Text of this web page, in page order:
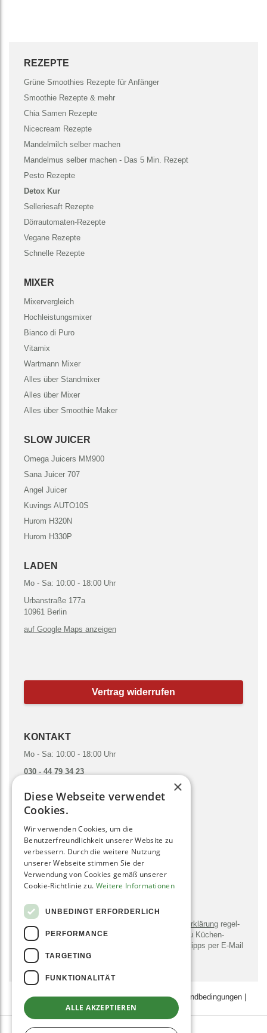
REZEPTE
Grüne Smoothies Rezepte für Anfänger
Smoothie Rezepte & mehr
Chia Samen Rezepte
Nicecream Rezepte
Mandelmilch selber machen
Mandelmus selber machen - Das 5 Min. Rezept
Pesto Rezepte
Detox Kur
Selleriesaft Rezepte
Dörrautomaten-Rezepte
Vegane Rezepte
Schnelle Rezepte
MIXER
Mixervergleich
Hochleistungsmixer
Bianco di Puro
Vitamix
Wartmann Mixer
Alles über Standmixer
Alles über Mixer
Alles über Smoothie Maker
SLOW JUICER
Omega Juicers MM900
Sana Juicer 707
Angel Juicer
Kuvings AUTO10S
Hurom H320N
Hurom H330P
LADEN
Mo - Sa: 10:00 - 18:00 Uhr
Urbanstraße 177a
10961 Berlin
auf Google Maps anzeigen
Vertrag widerrufen
KONTAKT
Mo - Sa: 10:00 - 18:00 Uhr
030 - 44 79 34 23
zum Kontaktformular
SOCIAL MEDIA
NEWSLETTER
Bitte sendet mir entsprechend der Daten­schutz­erklärung regel­
mäßig und jederzeit wider­ruflich Infor­mationen zu Küchen­
geräten, -utensilien, Rezepten und Zu­bereitungs­tipps per E-Mail
AGB|Datenschutz­erklärung|Zahlungs- & Versand­bedingungen|
Impressum
JOBS
AFFILIATE-PROGRAMM
×
Diese Webseite verwendet
Cookies.
Wir verwenden Cookies, um die
Benutzerfreundlichkeit unserer Website zu
verbessern. Durch die weitere Nutzung
unserer Webseite stimmen Sie der
Verwendung von Cookies gemäß unserer
Cookie-Richtlinie zu. Weitere Informationen
UNBEDINGT ERFORDERLICH
PERFORMANCE
TARGETING
FUNKTIONALITÄT
ALLE AKZEPTIEREN